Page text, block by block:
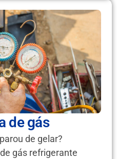
de gás
de gelar?
gás refrigerante